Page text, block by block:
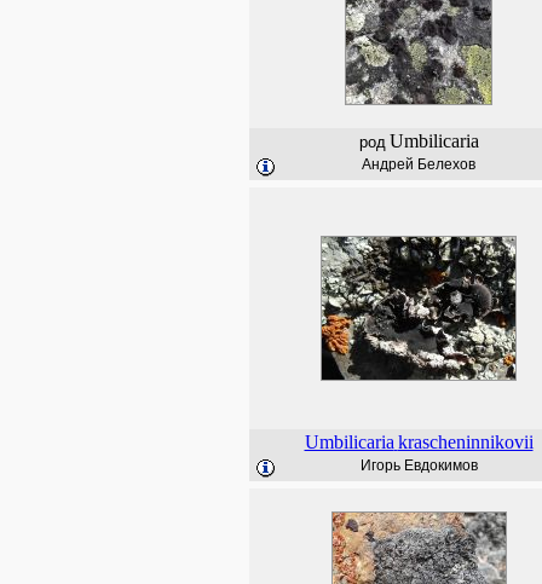
род Umbilicaria
Андрей Белехов
Umbilicaria krascheninnikovii
Игорь Евдокимов